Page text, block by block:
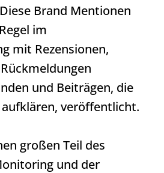
Brand Mentionen
im
mit Rezensionen,
und Beiträgen, die
veröffentlicht.
großen Teil des
und der